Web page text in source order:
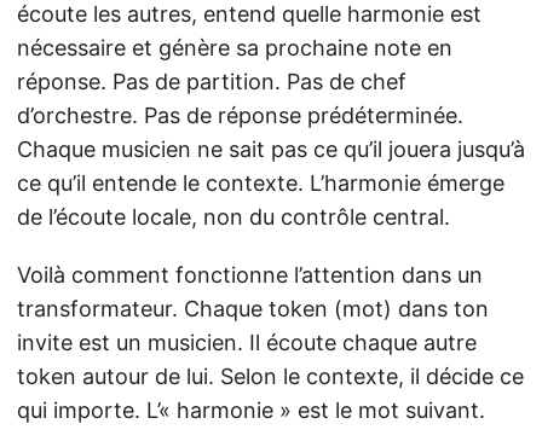
écoute les autres, entend quelle harmonie est
nécessaire et génère sa prochaine note en
réponse. Pas de partition. Pas de chef
d’orchestre. Pas de réponse prédéterminée.
Chaque musicien ne sait pas ce qu’il jouera jusqu’à
ce qu’il entende le contexte. L’harmonie émerge
de l’écoute locale, non du contrôle central.
Voilà comment fonctionne l’attention dans un
transformateur. Chaque token (mot) dans ton
invite est un musicien. Il écoute chaque autre
token autour de lui. Selon le contexte, il décide ce
qui importe. L’« harmonie » est le mot suivant.